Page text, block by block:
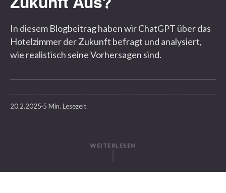
In diesem Blogbeitrag haben wir ChatGPT über das
Hotelzimmer der Zukunft befragt und analysiert,
wie realistisch seine Vorhersagen sind.
20.2.2025 5 Min. Lesezeit
WEITERLESEN